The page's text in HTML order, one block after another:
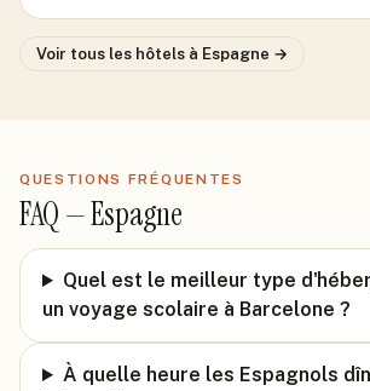
Voir tous les hôtels à Espagne →
QUESTIONS FRÉQUENTES
FAQ —Espagne
Quel est le meilleur type
un voyage scolaire à Barcelone ?
À quelle heure les Espagnols